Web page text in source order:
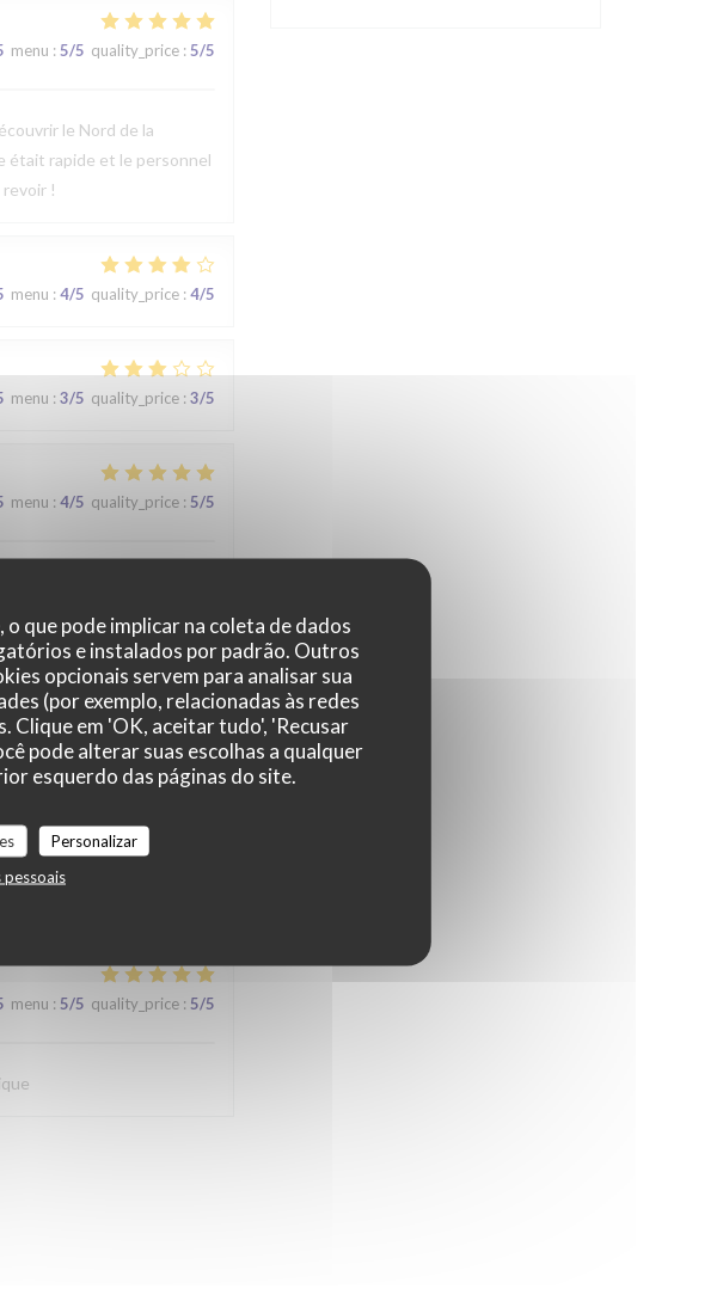
que pode implicar na coleta de dados
e instalados por padrão. Outros
opcionais servem para analisar sua
(por exemplo, relacionadas às redes
Clique em 'OK, aceitar tudo', 'Recusar
pode alterar suas escolhas a qualquer
esquerdo das páginas do site.
Personalizar
menu : 5/5 quality_price: 5/5
le Nord de la
était rapide et le personnel
!
menu : 4/5 quality_price: 4/5
menu : 3/5 quality_price: 3/5
menu : 4/5 quality_price: 5/5
carbonade, flamiche au
menu: quality_price : 5
menu : 5/5 quality_price: 5/5